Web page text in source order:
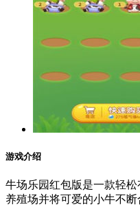
游戏介绍
牛场乐园红包版是一款轻
养殖场并将可爱的小牛不